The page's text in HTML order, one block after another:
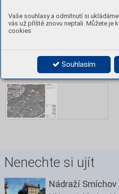
Vaše souhlasy a odmítnutí si
vás už příště znovu neptali. Můžete je
cookies
Souhlasím
Nenechte si ujít
Nádraží